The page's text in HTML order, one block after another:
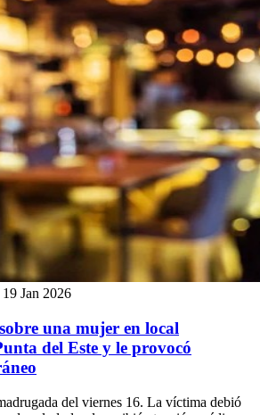
19 Jan 2026
una mujer en local
del Este y le provocó
del viernes 16. La víctima debió